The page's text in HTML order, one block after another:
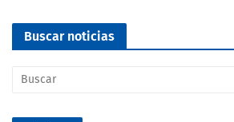
Buscar noticias